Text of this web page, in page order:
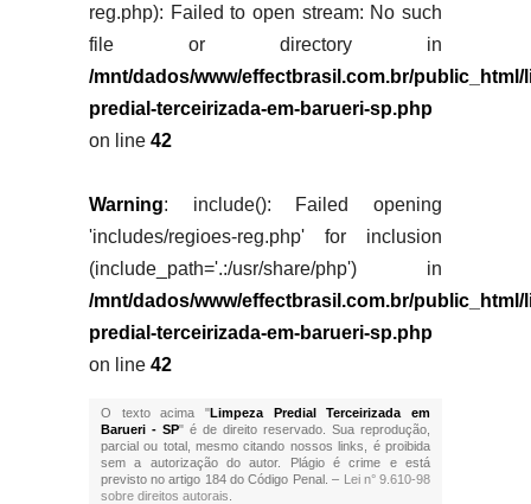
reg.php): Failed to open stream: No such
file or directory in
/mnt/dados/www/effectbrasil.com.br/public_html/
predial-terceirizada-em-barueri-sp.php
on line 42
Warning: include(): Failed opening
'includes/regioes-reg.php' for inclusion
(include_path='.:/usr/share/php') in
/mnt/dados/www/effectbrasil.com.br/public_html/
predial-terceirizada-em-barueri-sp.php
on line 42
O texto acima "Limpeza Predial Terceirizada em
Barueri - SP" é de direito reservado. Sua reprodução,
parcial ou total, mesmo citando nossos links, é proibida
sem a autorização do autor. Plágio é crime e está
previsto no artigo 184 do Código Penal. – Lei n° 9.610-98
sobre direitos autorais